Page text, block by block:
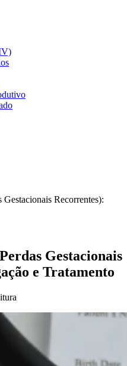
Recorrentes):
Gestacionais
e Tratamento